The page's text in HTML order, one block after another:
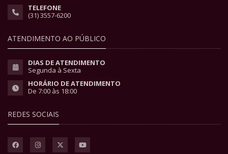
TELEFONE
(31) 3557-6200
ATENDIMENTO AO PÚBLICO
DIAS DE ATENDIMENTO
Segunda à Sexta
HORÁRIO DE ATENDIMENTO
De 7:00 às 18:00
REDES SOCIAIS